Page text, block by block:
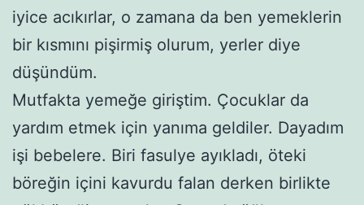
iyice acıkırlar, o zamana da ben yemeklerin
bir kısmını pişirmiş olurum, yerler diye
düşündüm.
Mutfakta yemeğe giriştim. Çocuklar da
yardım etmek için yanıma geldiler. Dayadım
işi bebelere. Biri fasulye ayıkladı, öteki
böreğin içini kavurdu falan derken birlikte